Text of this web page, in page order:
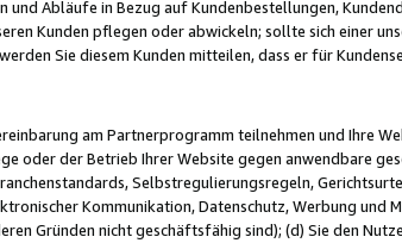
und Abläufe in Bezug auf Kundenbestellungen,
Kunden pflegen oder abwickeln; sollte sich einer
Sie diesem Kunden mitteilen, dass er für
am Partnerprogramm teilnehmen und Ihre
oder der Betrieb Ihrer Website gegen anwendbare
Selbstregulierungsregeln,
Kommunikation, Datenschutz, Werbung und
Gründen nicht geschäftsfähig sind); (d) Sie den